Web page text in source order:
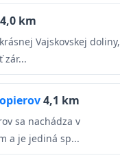
4,0 km
Vajskovskej doliny,
zár...
4,1 km
sa nachádza v
a je jediná sp...